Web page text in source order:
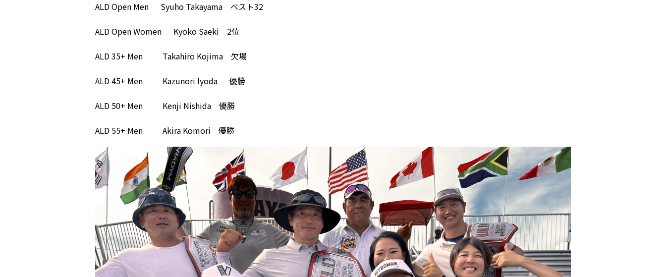
ALD Open Men Syuho Takayama ベスト32
ALD Open Women Kyoko Saeki 2位
ALD 35+ Men Takahiro Kojima 欠場
ALD 45+ Men Kazunori Iyoda 優勝
ALD 50+ Men Kenji Nishida 優勝
ALD 55+ Men Akira Komori 優勝